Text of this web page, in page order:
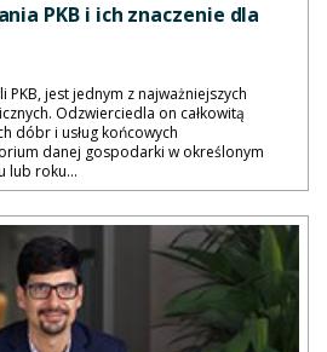
PKB i ich znaczenie dla
jest jednym z najważniejszych
Odzwierciedla on całkowitą
dóbr i usług końcowych
danej gospodarki w określonym
lub roku...